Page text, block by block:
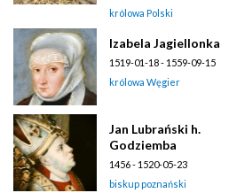
królowa Polski
Izabela Jagiellonka
1519-01-18 - 1559-09-15
królowa Węgier
Jan Lubrański h.
Godziemba
1456 - 1520-05-23
biskup poznański